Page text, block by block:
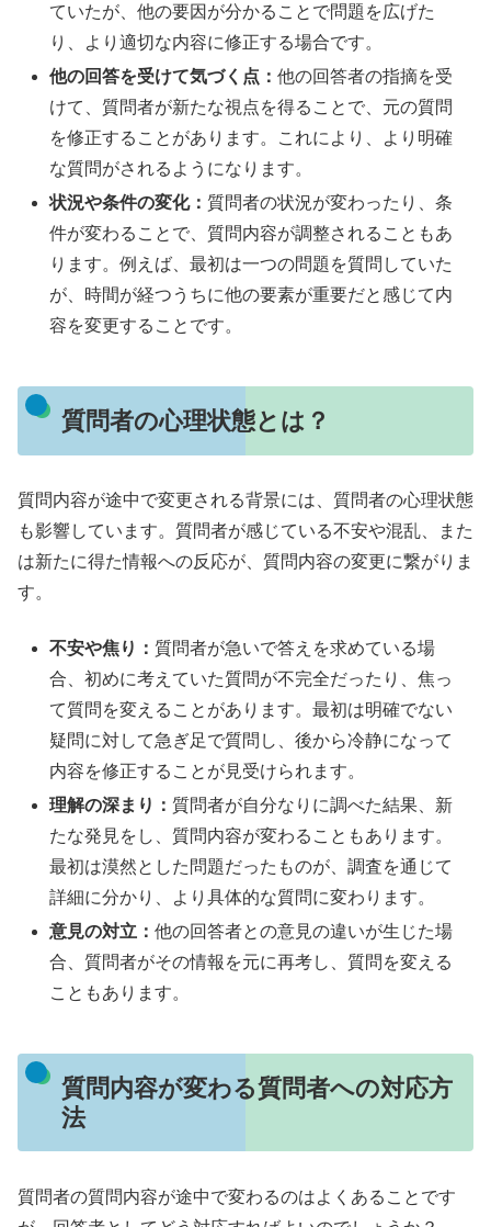
ていたが、他の要因が分かることで問題を広げた
り、より適切な内容に修正する場合です。
他の回答を受けて気づく点：他の回答者の指摘を受
けて、質問者が新たな視点を得ることで、元の質問
を修正することがあります。これにより、より明確
な質問がされるようになります。
状況や条件の変化： 質問者の状況が変わったり、条
件が変わることで、質問内容が調整されることもあ
ります。例えば、最初は一つの問題を質問していた
が、時間が経つうちに他の要素が重要だと感じて内
容を変更することです。
質問者の心理状態とは？
質問内容が途中で変更される背景には、質問者の心理状態
も影響しています。質問者が感じている不安や混乱、また
は新たに得た情報への反応が、質問内容の変更に繋がりま
す。
不安や焦り： 質問者が急いで答えを求めている場
合、初めに考えていた質問が不完全だったり、焦っ
て質問を変えることがあります。最初は明確でない
疑問に対して急ぎ足で質問し、後から冷静になって
内容を修正することが見受けられます。
理解の深まり： 質問者が自分なりに調べた結果、新
たな発見をし、質問内容が変わることもあります。
最初は漠然とした問題だったものが、調査を通じて
詳細に分かり、より具体的な質問に変わります。
意見の対立：他の回答者との意見の違いが生じた場
合、質問者がその情報を元に再考し、質問を変える
こともあります。
質問内容が変わる質問者への対応方
法
質問者の質問内容が途中で変わるのはよくあることです